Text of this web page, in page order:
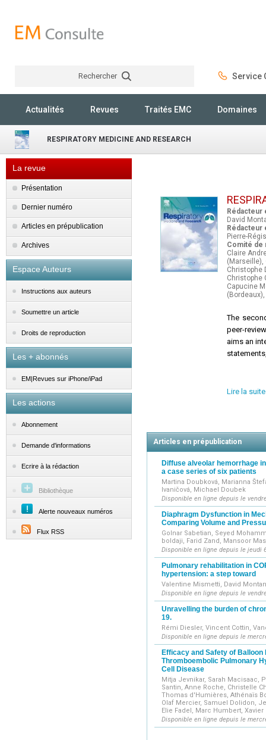
Rechercher Service
Actualités Revues Traités EMC Domaines
RESPIRATORY MEDICINE AND RESEARCH
La revue
Présentation
Dernier numéro
Articles en prépublication
Archives
Espace Auteurs
Instructions aux auteurs
Soumettre un article
Droits de reproduction
Les + abonnés
EM|Revues sur iPhone/iPad
Les actions
Abonnement
Demande d'informations
Ecrire à la rédaction
Bibliothèque
Alerte nouveaux numéros
Flux RSS
Rédacteur
David
Rédacteur
Pierre-
Comité de
Claire
(Marseille),
Christophe
Christophe
Capucine
The
peer-
aims an
Lire la suite
Articles en prépublication
Diffuse alveolar hemorrhage
a case series of six patients
Martina Doubková, Marianna
Ivaničová, Michael Doubek
Disponible en ligne depuis le
Diaphragm Dysfunction in
Comparing Volume and
Golnar Sabetian, Seyed
boldaji, Farid Zand, Mansoor
Disponible en ligne depuis le jeudi
Pulmonary rehabilitation in
hypertension: a step toward
Valentine Mismetti, David
Disponible en ligne depuis le
Unravelling the burden of
19.
Rémi Diesler, Vincent Cottin,
Disponible en ligne depuis le
Efficacy and Safety of
Thromboembolic Pulmonary
Cell Disease
Mitja Jevnikar, Sarah Macisaac,
Santin, Anne Roche, Christelle
Thomas d'Humières, Athénaïs
Olaf Mercier, Samuel Dolidon,
Elie Fadel, Marc Humbert,
Disponible en ligne depuis le